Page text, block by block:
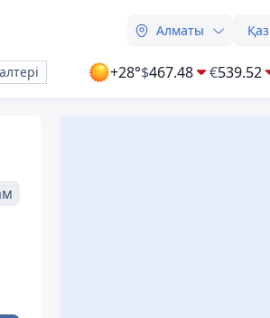
Алматы Қаз
+28°$467.48 €539.52